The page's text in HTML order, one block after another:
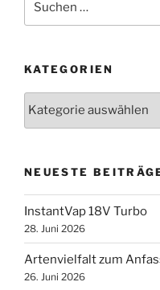
nach:
KATEGORIEN
NEUESTE
InstantVap 18V Turbo
28. Juni 2026
Artenvielfalt zum
26. Juni 2026